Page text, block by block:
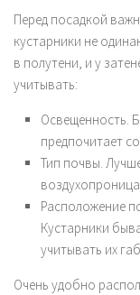
Перед посадкой
кустарники не
в полутени, и у
учитывать:
Освещенность.
предпочитает
Тип почвы.
Расположение
Кустарники
учитывать их
Очень удобно